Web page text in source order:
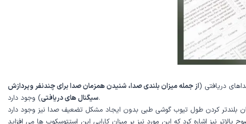
دریافتی (از جمله میزان بلندی صدا، شنیدن همزمان صدا برای چندنفر و پردازش
سیگنال های دریافتی) وجود دارد.